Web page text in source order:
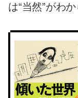
は“当然”がわ